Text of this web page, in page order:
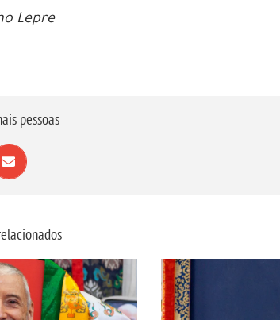
Lepre
pessoas